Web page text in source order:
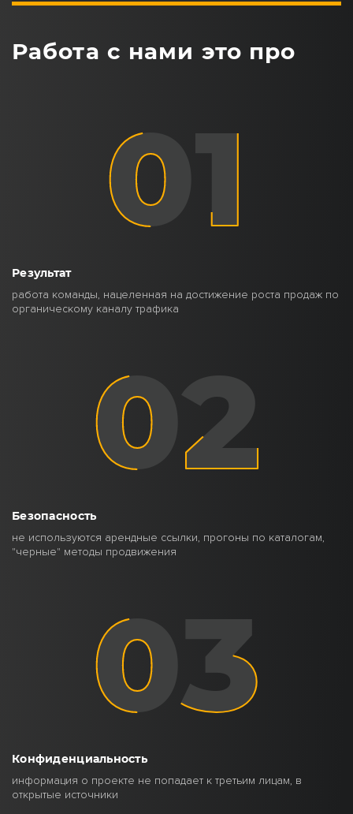
Работа с нами это про
Результат
работа команды, нацеленная на достижение роста продаж по
органическому каналу трафика
Безопасность
не используются арендные ссылки, прогоны по каталогам,
"черные" методы продвижения
Конфиденциальность
информация о проекте не попадает к третьим лицам, в
открытые источники